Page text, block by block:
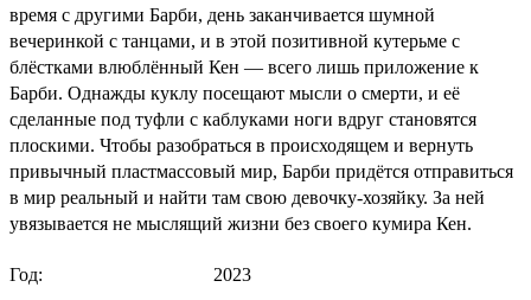
время с другими Барби, день заканчивается шумной
вечеринкой с танцами, и в этой позитивной кутерьме с
блёстками влюблённый Кен — всего лишь приложение к
Барби. Однажды куклу посещают мысли о смерти, и её
сделанные под туфли с каблуками ноги вдруг становятся
плоскими. Чтобы разобраться в происходящем и вернуть
привычный пластмассовый мир, Барби придётся отправиться
в мир реальный и найти там свою девочку-хозяйку. За ней
увязывается не мыслящий жизни без своего кумира Кен.
Год:
2023